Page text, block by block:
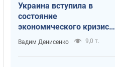
Украина вступила в
состояние
экономического кризиса.
Есть ли свет в конце
туннеля?
Вадим Денисенко 9,0 т.